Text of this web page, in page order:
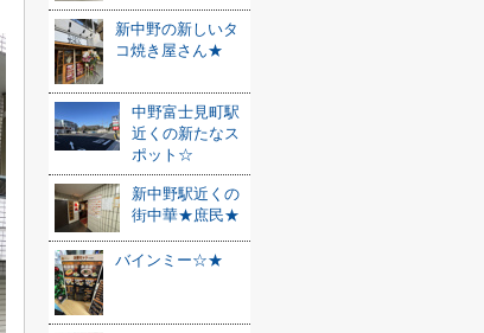
新中野の新しいタ
コ焼き屋さん★
中野富士見町駅
近くの新たなス
ポット☆
新中野駅近くの
街中華★庶民★
バインミー☆★